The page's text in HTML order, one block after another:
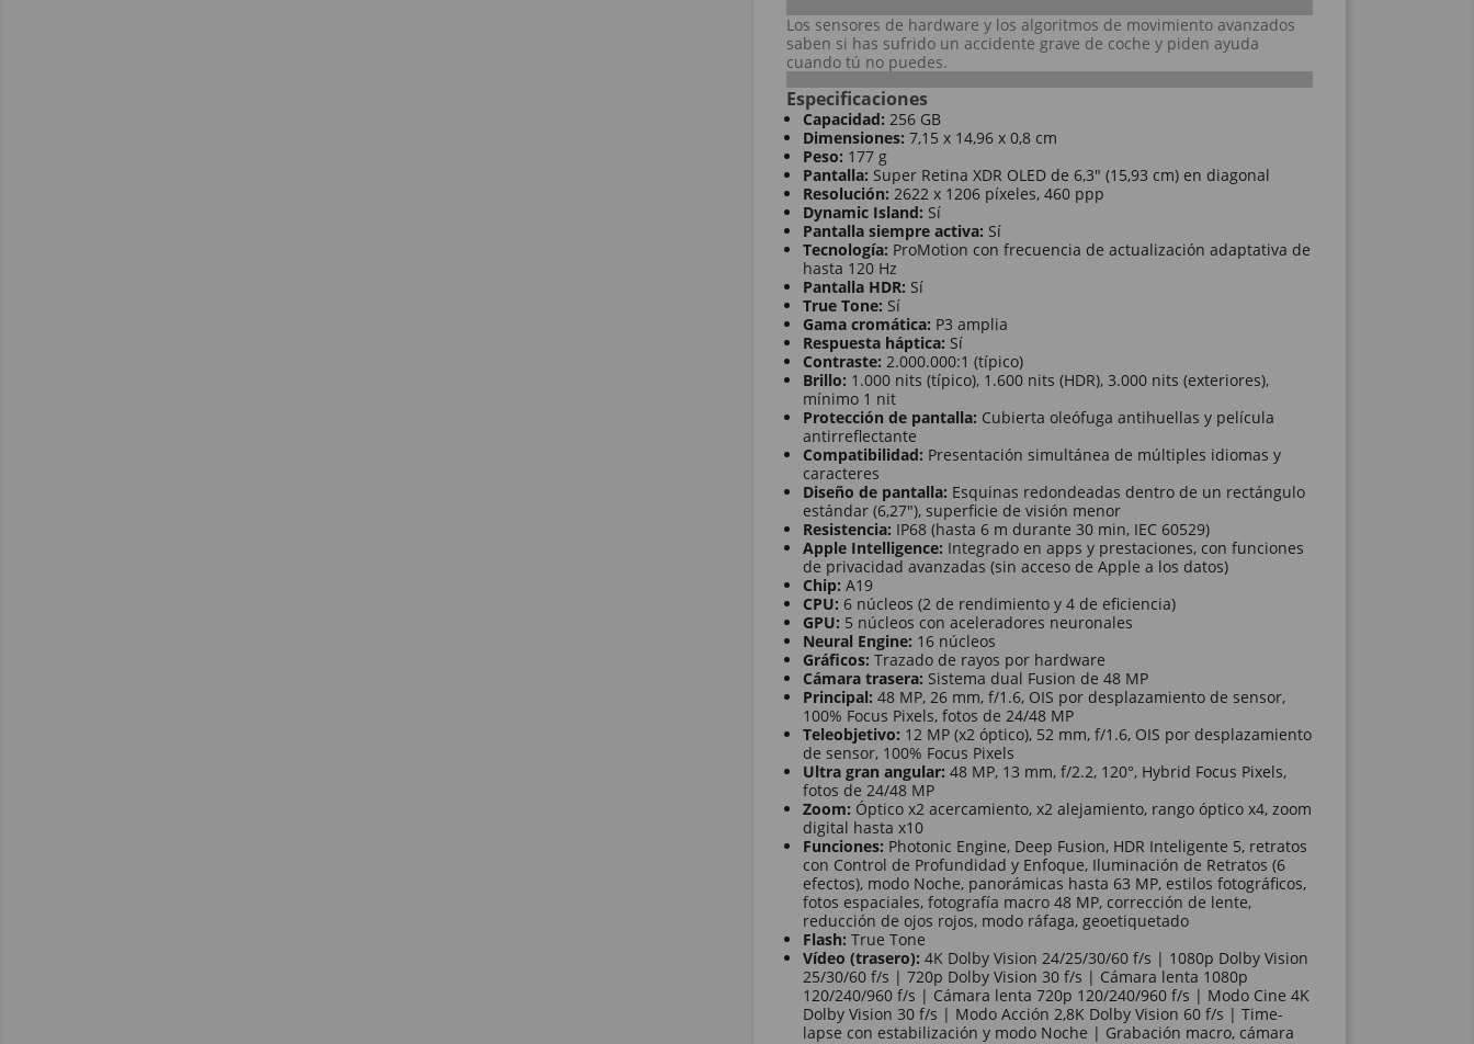
Los sensores de hardware y los algoritmos de movimiento avanzados
saben si has sufrido un accidente grave de coche y piden ayuda
cuando tú no puedes.
Especificaciones
Capacidad: 256 GB
Dimensiones: 7,15 x 14,96 x 0,8 cm
Peso: 177 g
Pantalla: Super Retina XDR OLED de 6,3" (15,93 cm) en diagonal
Resolución: 2622 x 1206 píxeles, 460 ppp
Dynamic Island: Sí
Pantalla siempre activa: Sí
Tecnología: ProMotion con frecuencia de actualización adaptativa de
hasta 120 Hz
Pantalla HDR: Sí
True Tone: Sí
Gama cromática: P3 amplia
Respuesta háptica: Sí
Contraste: 2.000.000:1 (típico)
Brillo: 1.000 nits (típico), 1.600 nits (HDR), 3.000 nits (exteriores),
mínimo 1 nit
Protección de pantalla: Cubierta oleófuga antihuellas y película
antirreflectante
Compatibilidad: Presentación simultánea de múltiples idiomas y
caracteres
Diseño de pantalla: Esquinas redondeadas dentro de un rectángulo
estándar (6,27"), superficie de visión menor
Resistencia: IP68 (hasta 6 m durante 30 min, IEC 60529)
Apple Intelligence: Integrado en apps y prestaciones, con funciones
de privacidad avanzadas (sin acceso de Apple a los datos)
Chip: A19
CPU: 6 núcleos (2 de rendimiento y 4 de eficiencia)
GPU: 5 núcleos con aceleradores neuronales
Neural Engine: 16 núcleos
Gráficos: Trazado de rayos por hardware
Cámara trasera: Sistema dual Fusion de 48 MP
Principal: 48 MP, 26 mm, f/1.6, OIS por desplazamiento de sensor,
100% Focus Pixels, fotos de 24/48 MP
Teleobjetivo: 12 MP (x2 óptico), 52 mm, f/1.6, OIS por desplazamiento
de sensor, 100% Focus Pixels
Ultra gran angular: 48 MP, 13 mm, f/2.2, 120°, Hybrid Focus Pixels,
fotos de 24/48 MP
Zoom: Óptico x2 acercamiento, x2 alejamiento, rango óptico x4, zoom
digital hasta x10
Funciones: Photonic Engine, Deep Fusion, HDR Inteligente 5, retratos
con Control de Profundidad y Enfoque, Iluminación de Retratos (6
efectos), modo Noche, panorámicas hasta 63 MP, estilos fotográficos,
fotos espaciales, fotografía macro 48 MP, corrección de lente,
reducción de ojos rojos, modo ráfaga, geoetiquetado
Flash: True Tone
Vídeo (trasero): 4K Dolby Vision 24/25/30/60 f/s | 1080p Dolby Vision
25/30/60 f/s | 720p Dolby Vision 30 f/s | Cámara lenta 1080p
120/240/960 f/s | Cámara lenta 720p 120/240/960 f/s | Modo Cine 4K
Dolby Vision 30 f/s | Modo Acción 2,8K Dolby Vision 60 f/s | Time-
lapse con estabilización y modo Noche | Grabación macro, cámara